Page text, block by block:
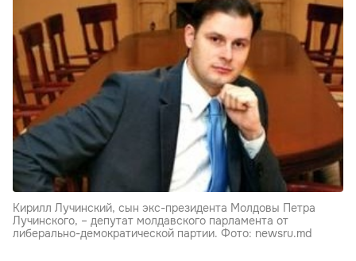
Кирилл Лучинский, сын экс-президента Молдовы Петра
Лучинского, – депутат молдавского парламента от
либерально-демократической партии. Фото: newsru.md